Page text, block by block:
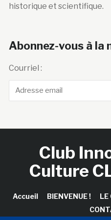
historique et scientifique.
Abonnez-vous à la
Courriel :
Club
Culture
Accueil BIENVENUE ! LE